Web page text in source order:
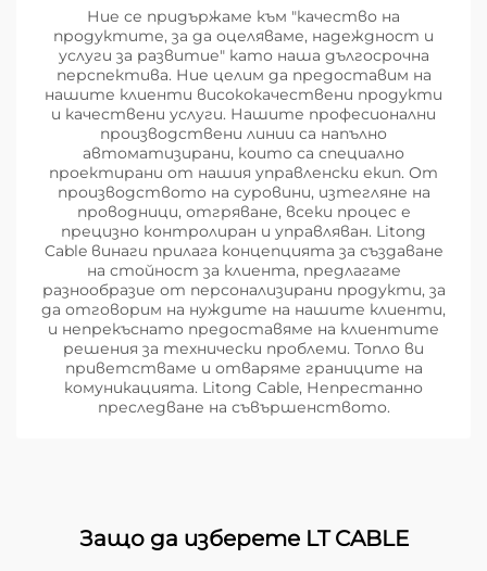
Ние се придържаме към "качество на
продуктите, за да оцеляваме, надеждност и
услуги за развитие" като наша дългосрочна
перспектива. Ние целим да предоставим на
нашите клиенти висококачествени продукти
и качествени услуги. Нашите професионални
производствени линии са напълно
автоматизирани, които са специално
проектирани от нашия управленски екип. От
производството на суровини, изтегляне на
проводници, отгряване, всеки процес е
прецизно контролиран и управляван. Litong
Cable винаги прилага концепцията за създаване
на стойност за клиента, предлагаме
разнообразие от персонализирани продукти, за
да отговорим на нуждите на нашите клиенти,
и непрекъснато предоставяме на клиентите
решения за технически проблеми. Топло ви
приветстваме и отваряме границите на
комуникацията. Litong Cable, Непрестанно
преследване на съвършенството.
Защо да изберете LT CABLE